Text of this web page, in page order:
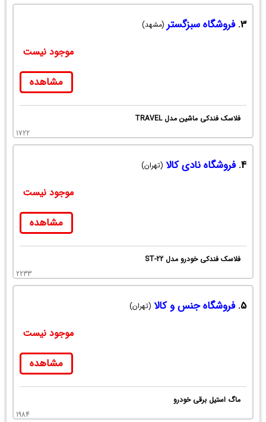
3. فروشگاه سبزگستر (مشهد)
موجود نیست
مشاهده
فلاسک فندکی ماشین مدل TRAVEL
1722
4. فروشگاه نادی کالا (تهران)
موجود نیست
مشاهده
فلاسک فندکی خودرو مدل ST-22
2233
5. فروشگاه جنس و کالا (تهران)
موجود نیست
مشاهده
ماگ استیل برقی خودرو
1984